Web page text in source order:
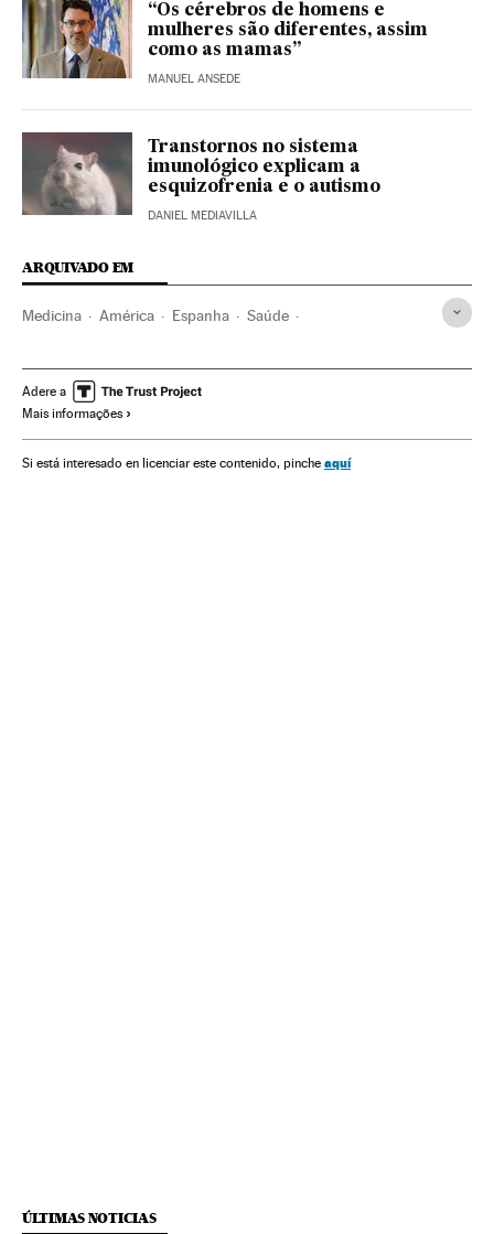
“Os cérebros de homens e
mulheres são diferentes, assim
como as mamas”
MANUEL ANSEDE
Transtornos no sistema
imunológico explicam a
esquizofrenia e o autismo
DANIEL MEDIAVILLA
ARQUIVADO EM
Medicina América Espanha Saúde
Doenças infantis Doenças neurológicas
América Latina
Sociedade
Adere a
Mais informações
Si está interesado en licenciar este contenido, pinche aquí
ÚLTIMAS NOTICIAS